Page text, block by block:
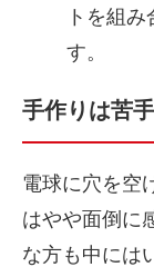
トを組
す。
手作りは苦
電球に穴を空
はやや面倒に
な方も中には